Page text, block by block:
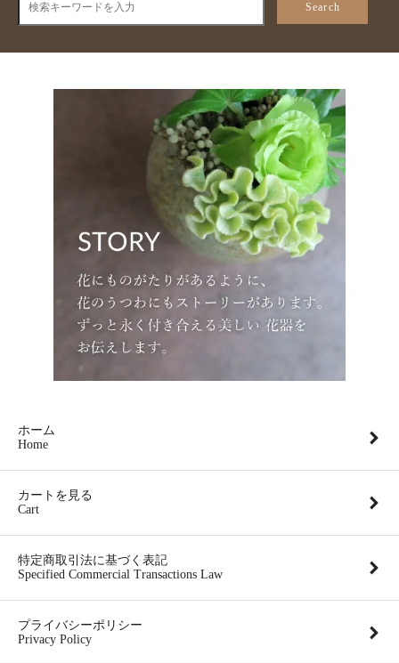
Search
ホーム
Home
カートを見る
Cart
特定商取引法に基づく表記
Specified Commercial Transactions Law
プライバシーポリシー
Privacy Policy